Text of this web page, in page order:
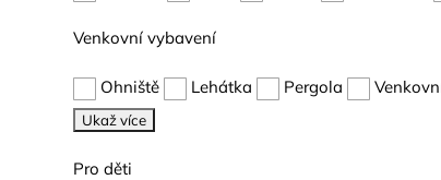
Venkovní vybavení
Ohniště Lehátka Pergola
Ukaž více
Pro děti